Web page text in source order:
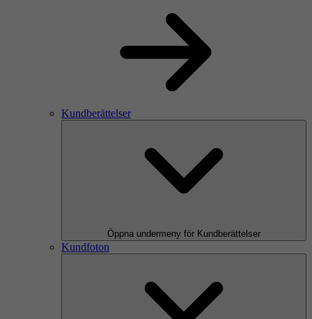
Kundberättelser
Öppna undermeny för Kundberättelser
Kundfoton